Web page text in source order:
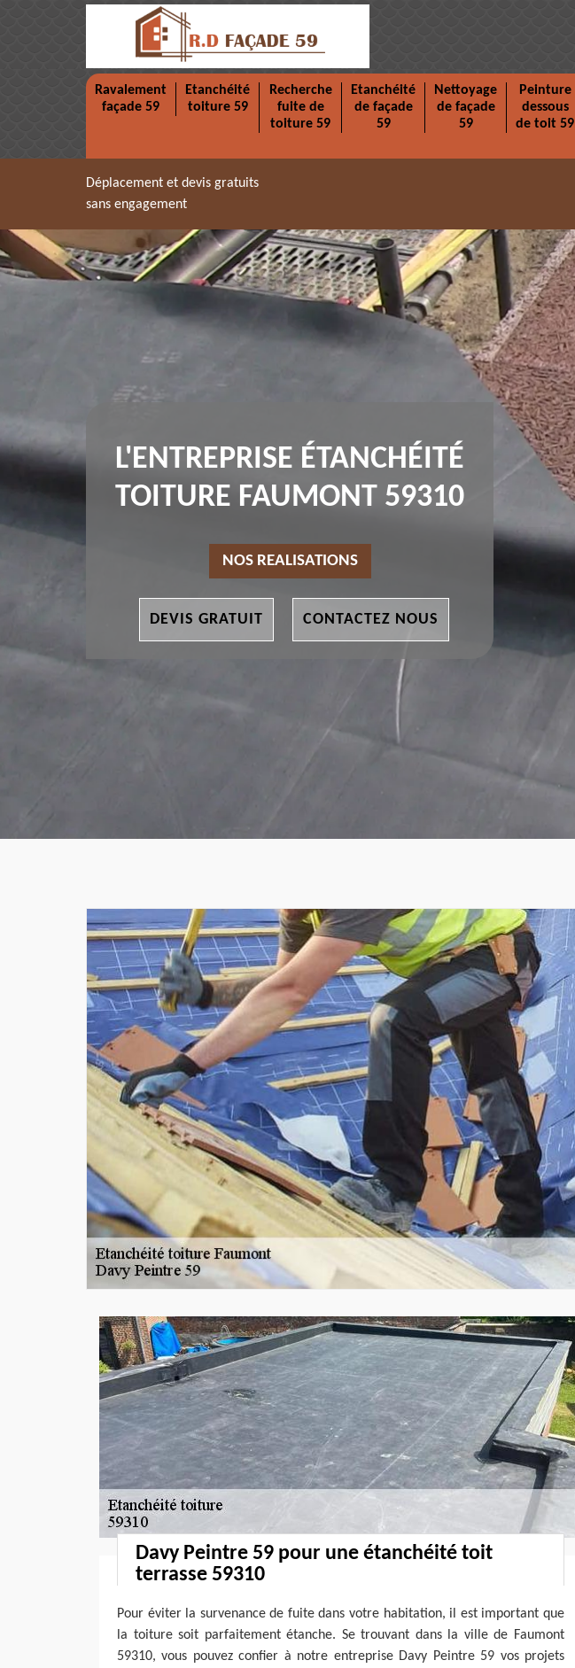
Ravalement
façade 59
Etanchéité
toiture 59
Recherche
fuite de
toiture 59
Etanchéité
de façade
59
Nettoyage
de façade
59
Peinture
dessous
de toit 59
Déplacement et devis gratuits
sans engagement
L'ENTREPRISE ÉTANCHÉITÉ
TOITURE FAUMONT 59310
NOS REALISATIONS
DEVIS GRATUIT CONTACTEZ NOUS
Davy Peintre 59 pour une étanchéité toit
terrasse 59310
Pour éviter la survenance de fuite dans votre habitation, il est important que
la toiture soit parfaitement étanche. Se trouvant dans la ville de Faumont
59310, vous pouvez confier à notre entreprise Davy Peintre 59 vos projets